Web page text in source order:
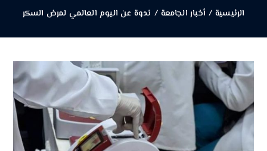
الرئيسية / أخبار الجامعة / ندوة عن اليوم العالمي لمرض السكر